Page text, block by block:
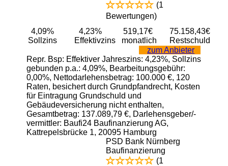
(1
Bewertungen)
4,09%
Sollzins
4,23%
Effektivzins
519,17€
monatlich
75.158,43€
Restschuld
zum Anbieter
Repr. Bsp: Effektiver Jahreszins: 4,23%, Sollzins
gebunden p.a.: 4,09%, Bearbeitungsgebühr:
0,00%, Nettodarlehensbetrag: 100.000 €, 120
Raten, besichert durch Grundpfandrecht, Kosten
für Eintragung Grundschuld und
Gebäudeversicherung nicht enthalten,
Gesamtbetrag: 137.089,79 €, Darlehensgeber/-
vermittler: Baufi24 Baufinanzierung AG,
Kattrepelsbrücke 1, 20095 Hamburg
PSD Bank Nürnberg
Baufinanzierung
(1